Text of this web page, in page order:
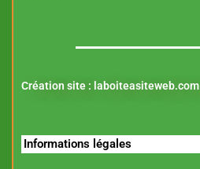
Création site : laboiteasiteweb.com
Informations légales